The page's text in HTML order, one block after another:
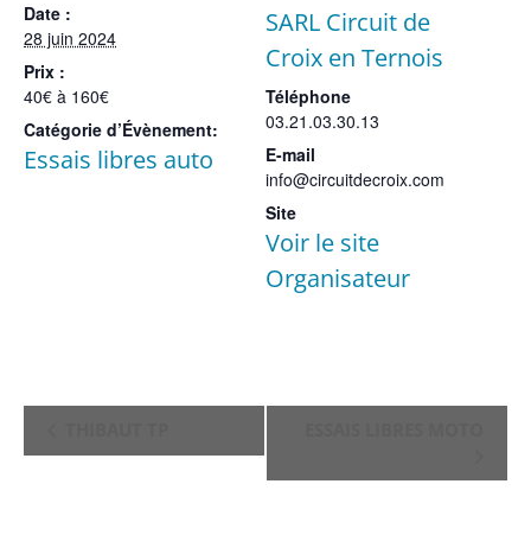
Date :
28 juin 2024
Prix :
40€ à 160€
Catégorie d’Évènement:
Essais libres auto
SARL Circuit de
Croix en Ternois
Téléphone
03.21.03.30.13
E-mail
info@circuitdecroix.com
Site
Voir le site
Organisateur
ÉVÈNEMENT